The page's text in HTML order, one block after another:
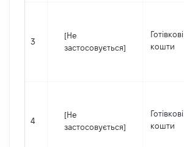
3
[Не
застосовується]
Готівкові
кошти
4
[Не
застосовується]
Готівкові
кошти